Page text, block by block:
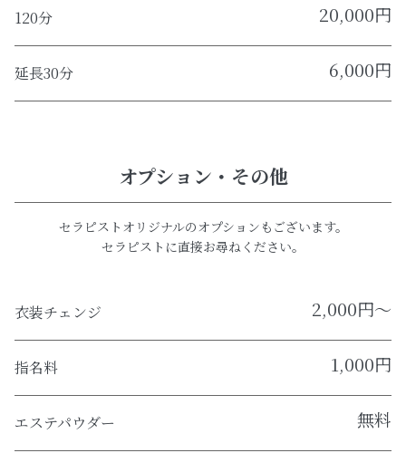
120分 20,000円
延長30分 6,000円
オプション・その他
セラピストオリジナルのオプションもございます。
セラピストに直接お尋ねください。
衣装チェンジ 2,000円～
指名料 1,000円
エステパウダー 無料